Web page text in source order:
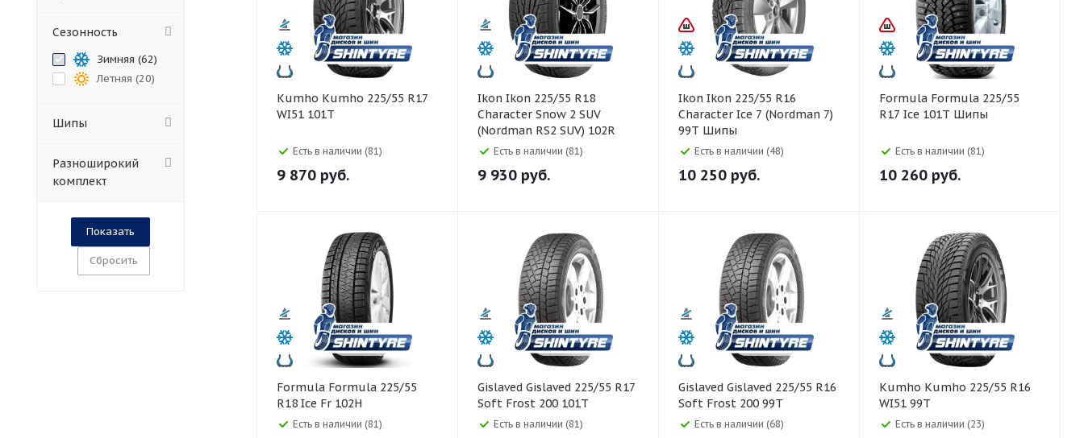
Kumho Kumho 225/55 R17
WI51 101T
Есть в наличии (81)
9 870 руб.
Ikon Ikon 225/55 R18
Character Snow 2 SUV
(Nordman RS2 SUV) 102R
Есть в наличии (81)
9 930 руб.
Ikon Ikon 225/55 R16
Character Ice 7 (Nordman 7)
99T Шипы
Есть в наличии (48)
10 250 руб.
Formula Formula 225/55
R17 Ice 101T Шипы
Есть в наличии (81)
10 260 руб.
Formula Formula 225/55
R18 Ice Fr 102H
Есть в наличии (81)
Gislaved Gislaved 225/55 R17
Soft Frost 200 101T
Есть в наличии (81)
Gislaved Gislaved 225/55 R16
Soft Frost 200 99T
Есть в наличии (68)
Kumho Kumho 225/55 R16
WI51 99T
Есть в наличии (23)
Сезонность
Зимняя (62)
Летняя (20)
Шипы
Разноширокий
комплект
Сбросить